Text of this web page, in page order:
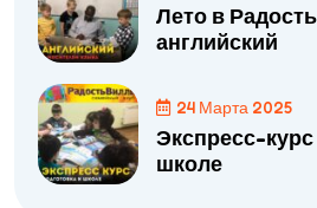
Лето в
английский
24 Марта 2025
Экспресс-
школе